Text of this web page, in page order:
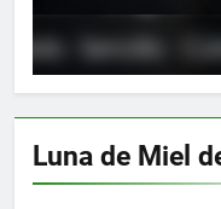
Luna de Miel